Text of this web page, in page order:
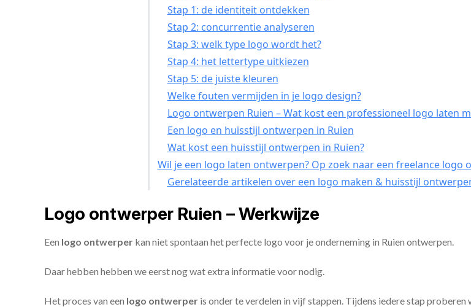
Stap 1: de identiteit ontdekken
Stap 2: concurrentie analyseren
Stap 3: welk type logo wordt het?
Stap 4: het lettertype uitkiezen
Stap 5: de juiste kleuren
Welke fouten vermijden in je logo design?
Logo ontwerpen Ruien – Wat kost een professioneel logo laten
Een logo en huisstijl ontwerpen in Ruien
Wat kost een huisstijl ontwerpen in Ruien?
Wil je een logo laten ontwerpen? Op zoek naar een freelance
Gerelateerde artikelen over een logo maken & huisstijl
Logo ontwerper Ruien – Werkwijze
Een logo ontwerper kan niet spontaan het perfecte logo voor je onderneming in Ruien ontwerpen.
Daar hebben hebben we eerst nog wat extra informatie voor nodig.
Het proces van een logo ontwerper is onder te verdelen in vijf stappen. Tijdens iedere stap